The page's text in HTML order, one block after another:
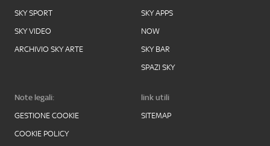
SKY SPORT
SKY VIDEO
ARCHIVIO SKY ARTE
SKY APPS
NOW
SKY BAR
SPAZI SKY
Note legali:
GESTIONE COOKIE
COOKIE POLICY
link utili
SITEMAP